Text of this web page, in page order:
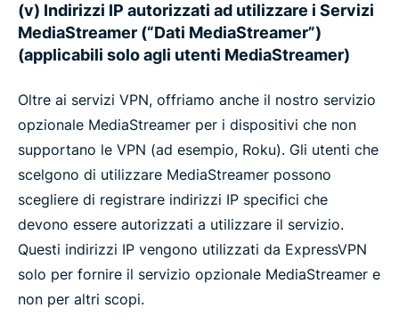
(v) Indirizzi IP autorizzati ad utilizzare i Servizi
MediaStreamer (“Dati MediaStreamer”)
(applicabili solo agli utenti MediaStreamer)
Oltre ai servizi VPN, offriamo anche il nostro servizio
opzionale MediaStreamer per i dispositivi che non
supportano le VPN (ad esempio, Roku). Gli utenti che
scelgono di utilizzare MediaStreamer possono
scegliere di registrare indirizzi IP specifici che
devono essere autorizzati a utilizzare il servizio.
Questi indirizzi IP vengono utilizzati da ExpressVPN
solo per fornire il servizio opzionale MediaStreamer e
non per altri scopi.